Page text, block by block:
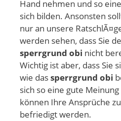
Hand nehmen und so
sich bilden. Ansonsten
nur an unsere
werden sehen, dass Sie
sperrgrund obi nicht
Wichtig ist aber, dass Sie
wie dassperrgrund obi
sich so eine gute
können Ihre Ansprüche
befriedigt werden.